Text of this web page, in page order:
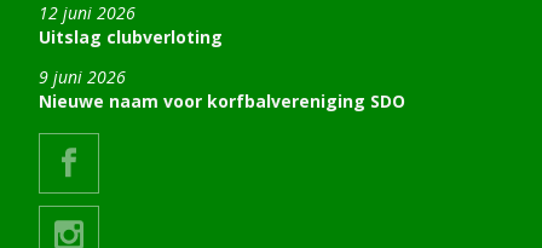
Uitslag clubverloting
12 juni 2026
Nieuwe naam voor korfbalvereniging SDO
9 juni 2026